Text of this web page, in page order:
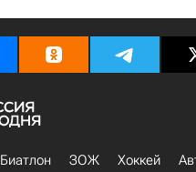
Биатлон ЗОЖ Хоккей